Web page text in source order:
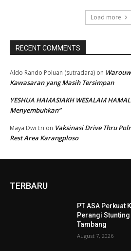
Load more
RECENT COMMENTS
Aldo Rando Poluan (sutradara) on
Kawasaran yang Masih Tersimpan
YESHUA HAMASIAKH WESALAM
Menyembuhkan”
Maya Dwi Eri on Vaksinasi Drive Thru
Rest Area Karangploso
TERBARU
PT ASA Perkuat
Perangi
Tambang
August 7, 2026